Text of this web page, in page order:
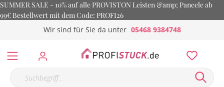
SUMMER SALE - 10% auf alle PROVISTON Leisten &amp; Paneele ab
99€ Bestellwert mit dem Code: PROFI26
Wir sind für Sie da unter 05468 9384748